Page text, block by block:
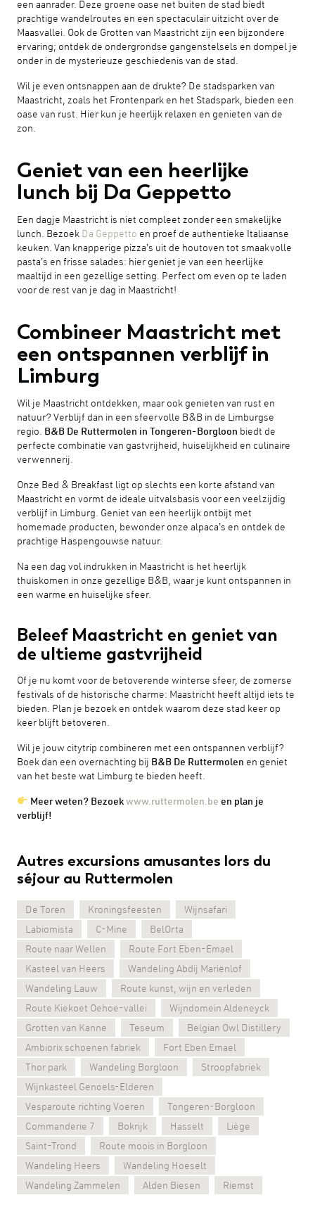
een aanrader. Deze groene oase net buiten de stad biedt
prachtige wandelroutes en een spectaculair uitzicht over de
Maasvallei. Ook de Grotten van Maastricht zijn een bijzondere
ervaring; ontdek de ondergrondse gangenstelsels en dompel je
onder in de mysterieuze geschiedenis van de stad.
Wil je even ontsnappen aan de drukte? De stadsparken van
Maastricht, zoals het Frontenpark en het Stadspark, bieden een
oase van rust. Hier kun je heerlijk relaxen en genieten van de
zon.
Geniet van een heerlijke
lunch bij Da Geppetto
Een dagje Maastricht is niet compleet zonder een smakelijke
lunch. Bezoek Da Geppetto en proef de authentieke Italiaanse
keuken. Van knapperige pizza’s uit de houtoven tot smaakvolle
pasta’s en frisse salades: hier geniet je van een heerlijke
maaltijd in een gezellige setting. Perfect om even op te laden
voor de rest van je dag in Maastricht!
Combineer Maastricht met
een ontspannen verblijf in
Limburg
Wil je Maastricht ontdekken, maar ook genieten van rust en
natuur? Verblijf dan in een sfeervolle B&B in de Limburgse
regio. B&B De Ruttermolen in Tongeren-Borgloon biedt de
perfecte combinatie van gastvrijheid, huiselijkheid en culinaire
verwennerij.
Onze Bed & Breakfast ligt op slechts een korte afstand van
Maastricht en vormt de ideale uitvalsbasis voor een veelzijdig
verblijf in Limburg. Geniet van een heerlijk ontbijt met
homemade producten, bewonder onze alpaca’s en ontdek de
prachtige Haspengouwse natuur.
Na een dag vol indrukken in Maastricht is het heerlijk
thuiskomen in onze gezellige B&B, waar je kunt ontspannen in
een warme en huiselijke sfeer.
Beleef Maastricht en geniet van
de ultieme gastvrijheid
Of je nu komt voor de betoverende winterse sfeer, de zomerse
festivals of de historische charme: Maastricht heeft altijd iets te
bieden. Plan je bezoek en ontdek waarom deze stad keer op
keer blijft betoveren.
Wil je jouw citytrip combineren met een ontspannen verblijf?
Boek dan een overnachting bij B&B De Ruttermolen en geniet
van het beste wat Limburg te bieden heeft.
Meer weten? Bezoek www.ruttermolen.be en plan je
verblijf!
Autres excursions amusantes lors du
séjour au Ruttermolen
De Toren Kroningsfeesten
Wijnsafari
Labiomista
C-Mine
BelOrta
Route naar Wellen
Route Fort Eben-Emael
Kasteel van Heers
Wandeling Abdij Mariënlof
Wandeling Lauw
Route kunst, wijn en verleden
Route Kiekoet Oehoe-vallei
Wijndomein Aldeneyck
Grotten van Kanne
Teseum
Belgian Owl Distillery
Ambiorix schoenen fabriek
Fort Eben Emael
Thor park
Wandeling Borgloon
Stroopfabriek
Wijnkasteel Genoels-Elderen
Vesparoute richting Voeren
Tongeren-Borgloon
Commanderie 7
Bokrijk Hasselt
Liège
Saint-Trond
Route moois in Borgloon
Wandeling Heers
Wandeling Hoeselt
Wandeling Zammelen
Alden Biesen Riemst